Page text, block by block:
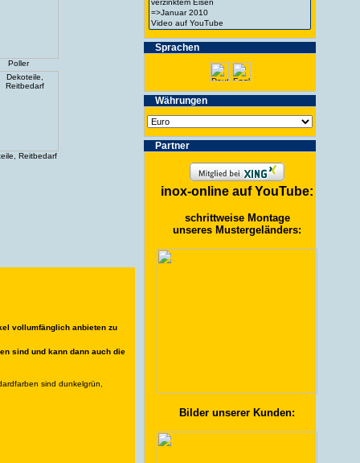
Poller
Reitbedarf
vollumfänglich anbieten zu
sind und kann dann auch die
sind dunkelgrün,
Spra­chen
Wäh­run­gen
Partner
inox-online auf YouTube:
schrittweise Montage
unseres Mustergeländers:
Bilder unserer Kunden: